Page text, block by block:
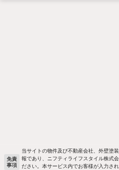
免責
事項
当サイトの物件及び不動産会社、外壁塗
報であり、ニフティライフスタイル株式
ださい。本サービス内でお客様が入力さ